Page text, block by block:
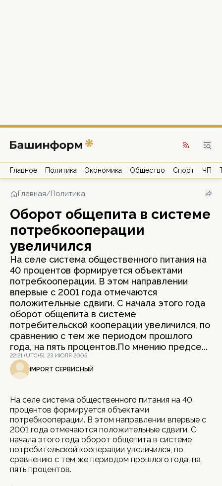
Главное Политика Экономика Общество Спорт ЧП
Главная/Политика
Оборот общепита в системе
потребкооперации
увеличился
На селе система общественного питания на
40 процентов формируется объектами
потребкооперации. В этом направлении
впервые с 2001 года отмечаются
положительные сдвиги. С начала этого года
оборот общепита в системе
потребительской кооперации увеличился, по
сравнению с тем же периодом прошлого
года, на пять процентов.По мнению предсе...
22:21 (UTC+5), 23 ИЮЛЯ 2005
IMPORT СЕРВИСНЫЙ
На селе система общественного питания на 40
процентов формируется объектами
потребкооперации. В этом направлении впервые с
2001 года отмечаются положительные сдвиги. С
начала этого года оборот общепита в системе
потребительской кооперации увеличился, по
сравнению с тем же периодом прошлого года, на
пять процентов.